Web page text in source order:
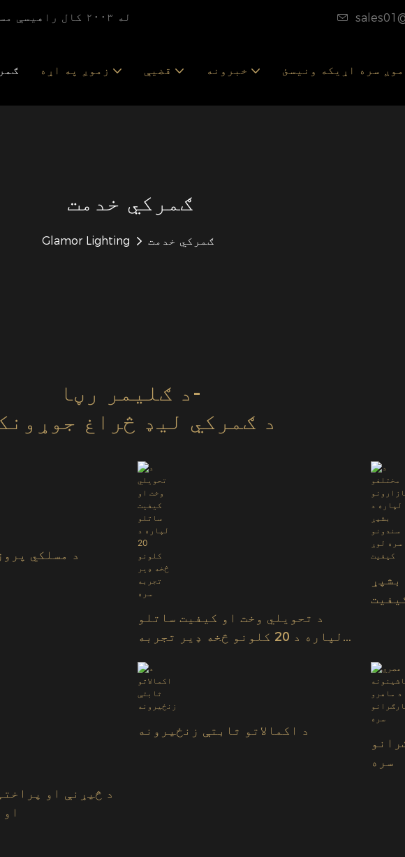
[۱۰۰۰۰۰۰۰۰] - له ۲۰۰۳ کال راهیسې مسلکي سینګاري رڼا عرضه کوونکی او جوړونکی
زموږ په اړه قضیې خبرونه موږ سره اړیکه ونیسئ
ګمرکي خدمت
Glamor Lighting ګمرکي خدمت
د ګلیمر رڼا-
د ګمرکي لیډ څراغ
د مسلکي
د تحویلي وخت او کیفیت ساتلو
لپاره د 20 کلونو څخه ډیر تجربه
د څیړنې او
د اکمالاتو ثابتې زنځیرونه
سره